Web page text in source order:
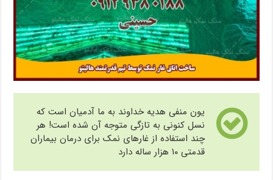
یون منفی هدیه خداوند به ما آدمیان است که
نسل کنونی به تازگی متوجه آن شده است! هر
چند استفاده از غارهای نمک برای درمان بیماران
قدمتی ۱۰ هزار ساله دارد